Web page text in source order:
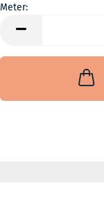
Meter: